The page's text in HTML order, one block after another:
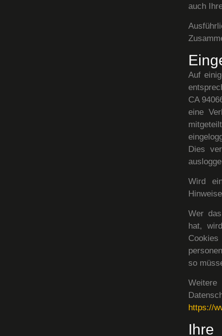
auch
Auf
CA
eine
Dies
Wird
Wer
hat,
Cookies
so
Weitere
https://
Ihre